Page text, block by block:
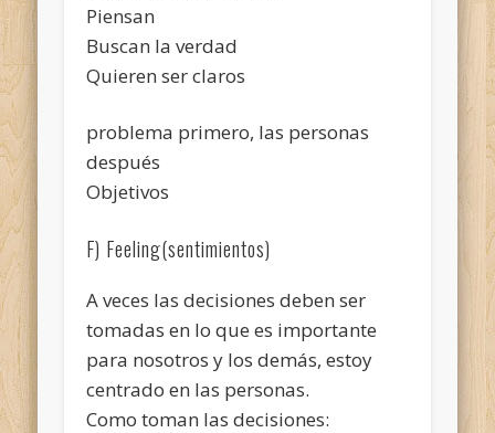
Piensan
Buscan la verdad
Quieren ser claros
problema primero, las personas
después
Objetivos
F) Feeling(sentimientos)
A veces las decisiones deben ser
tomadas en lo que es importante
para nosotros y los demás, estoy
centrado en las personas.
Como toman las decisiones: